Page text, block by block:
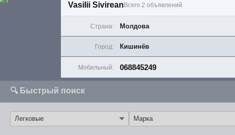
Vasilii Sivirean Всего 2 объявлений
Страна: Молдова
Город: Кишинёв
Мобильный: 068845249
🔍 Быстрый поиск